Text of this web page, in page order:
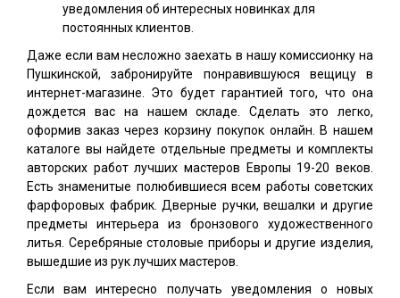
уведомления об интересных новинках для
постоянных клиентов.
Даже если вам несложно заехать в нашу комиссионку на
Пушкинской, забронируйте понравившуюся вещицу в
интернет-магазине. Это будет гарантией того, что она
дождется вас на нашем складе. Сделать это легко,
оформив заказ через корзину покупок онлайн. В нашем
каталоге вы найдете отдельные предметы и комплекты
авторских работ лучших мастеров Европы 19-20 веков.
Есть знаменитые полюбившиеся всем работы советских
фарфоровых фабрик. Дверные ручки, вешалки и другие
предметы интерьера из бронзового художественного
литья. Серебряные столовые приборы и другие изделия,
вышедшие из рук лучших мастеров.
Если вам интересно получать уведомления о новых